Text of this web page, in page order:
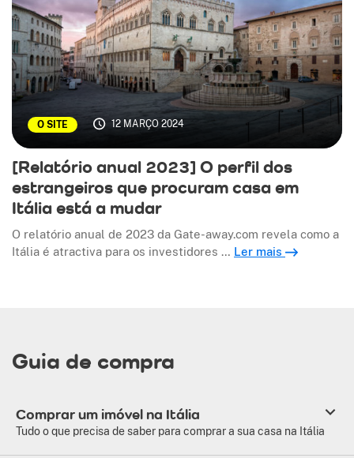
O SITE 12 MARÇO 2024
[Relatório anual 2023] O perfil dos
estrangeiros que procuram casa em
Itália está a mudar
O relatório anual de 2023 da Gate-away.com revela como a
Itália é atractiva para os investidores … Ler mais
Guia de compra
Comprar um imóvel na Itália
Tudo o que precisa de saber para comprar a sua casa na Itália